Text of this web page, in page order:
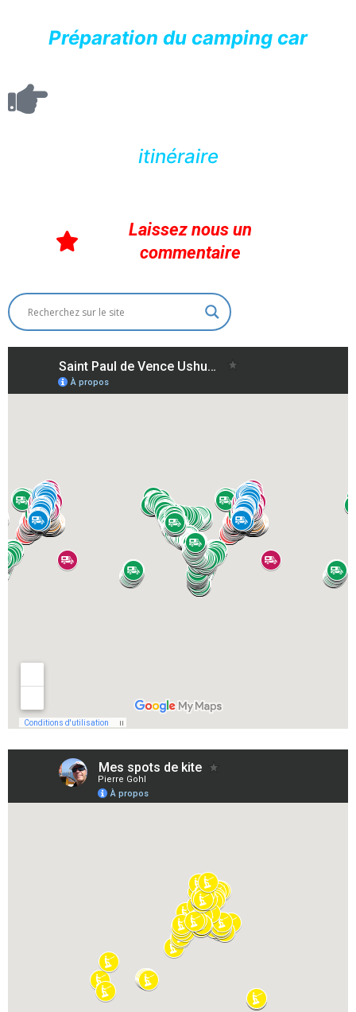
Préparation du camping car
itinéraire
Laissez nous un
commentaire